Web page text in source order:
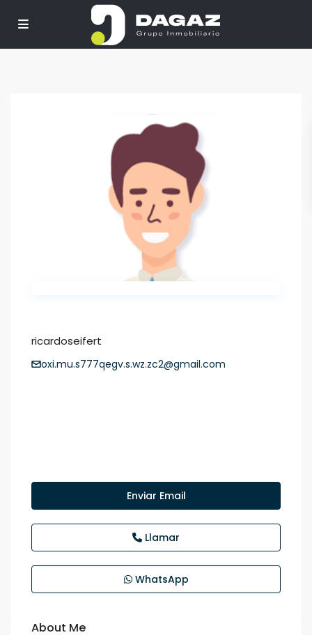
ricardoseifert
oxi.mu.s777qegv.s.wz.zc2@gmail.com
Enviar Email
Llamar
WhatsApp
About Me